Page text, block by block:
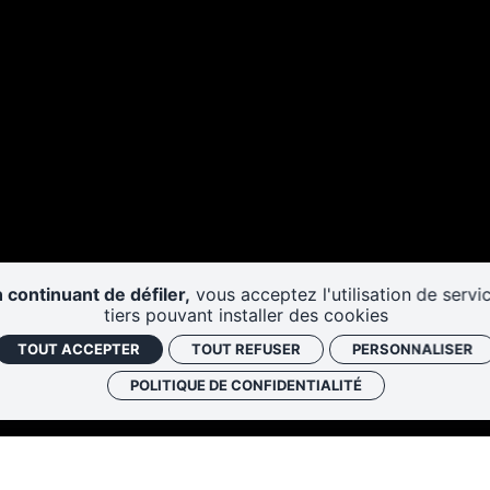
continuant de défiler, vous acceptez l'utilisation de
tiers pouvant installer des cookies
TOUT ACCEPTER TOUT REFUSER PERSONNALISER
POLITIQUE DE CONFIDENTIALITÉ